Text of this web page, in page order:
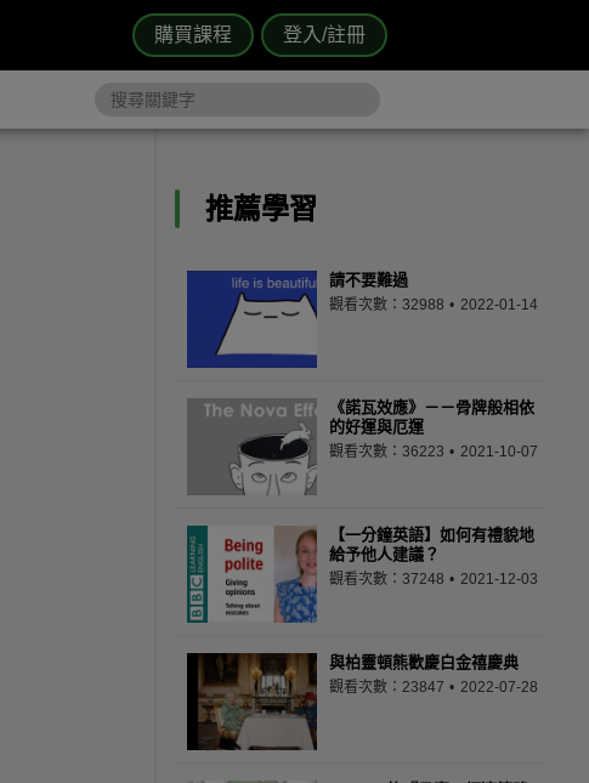
購買課程 登入/註冊
推薦學習
請不要難過
觀看次數：32988 2022-01-14
《諾瓦效應》－－骨牌般相依
的好運與厄運
觀看次數：36223 2021-10-07
【一分鐘英語】如何有禮貌地
給予他人建議？
觀看次數：37248 2021-12-03
與柏靈頓熊歡慶白金禧慶典
觀看次數：23847 2022-07-28